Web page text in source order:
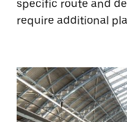
specific route and
require additional